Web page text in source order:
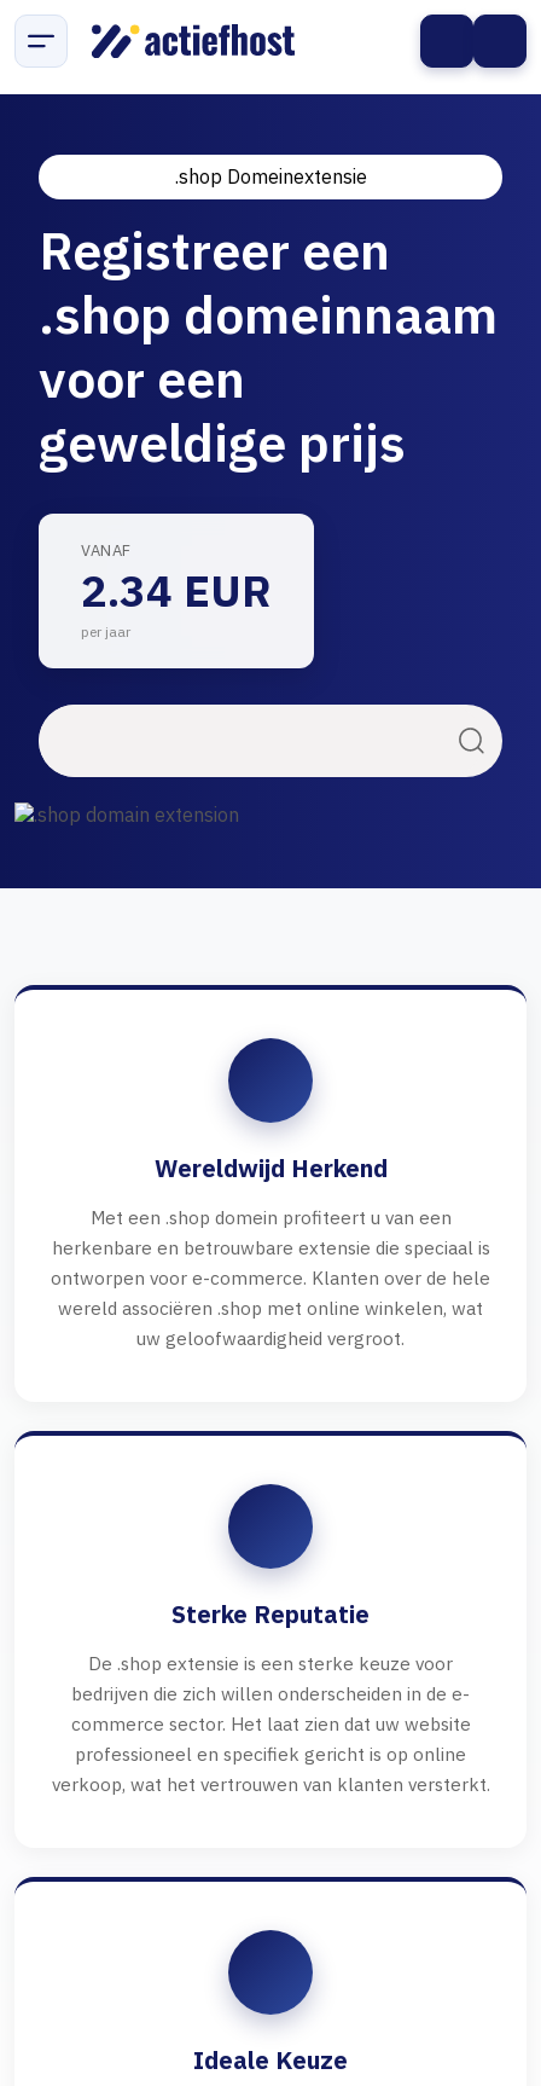
.shop Domeinextensie
Registreer een
.shop domeinnaam
voor een
geweldige prijs
VANAF
2.34 EUR
per jaar
Wereldwijd Herkend
Met een .shop domein profiteert u van een
herkenbare en betrouwbare extensie die speciaal is
ontworpen voor e-commerce. Klanten over de hele
wereld associëren .shop met online winkelen, wat
uw geloofwaardigheid vergroot.
Sterke Reputatie
De .shop extensie is een sterke keuze voor
bedrijven die zich willen onderscheiden in de e-
commerce sector. Het laat zien dat uw website
professioneel en specifiek gericht is op online
verkoop, wat het vertrouwen van klanten versterkt.
Ideale Keuze